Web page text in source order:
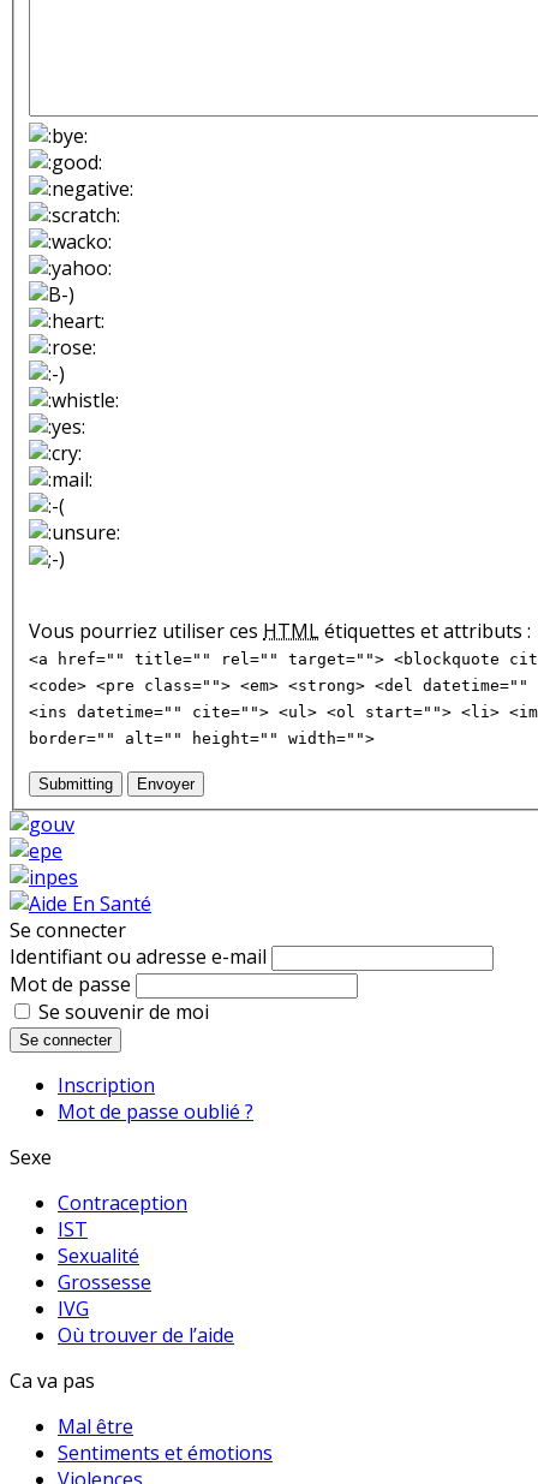
Vous pourriez utiliser ces HTMLétiquettes et attributs :
<a href="" title="" rel="" target=""> <blockquote
<code> <pre class=""> <em> <strong> <del
<ins datetime="" cite=""> <ul> <ol start=""> <li>
border="" alt="" height="" width="">
Submitting Envoyer
Se connecter
Identifiant ou adresse e-mail
Mot de passe
Se souvenir de moi
Se connecter
Inscription
Mot de passe oublié ?
Sexe
Contraception
IST
Sexualité
Grossesse
IVG
Où trouver de l’aide
Ca va pas
Mal être
Sentiments et émotions